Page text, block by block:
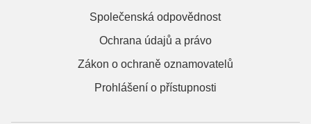
Společenská odpovědnost
Ochrana údajů a právo
Zákon o ochraně oznamovatelů
Prohlášení o přístupnosti